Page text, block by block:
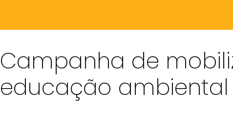
Campanha de
educação ambiental